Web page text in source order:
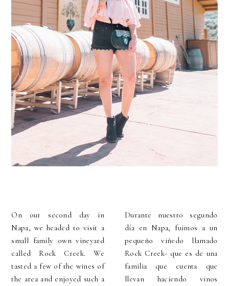
On our second day in
Napa, we headed to visit a
small family own vineyard
called Rock Creek. We
tasted a few of the wines of
the area and enjoyed such a
Durante nuestro segundo
día en Napa, fuimos a un
pequeño viñedo llamado
Rock Creek- que es de una
familia que cuenta que
llevan haciendo vinos